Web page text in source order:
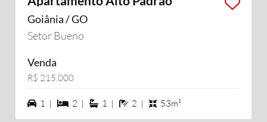
Goiânia / GO
Setor Bueno
Venda
R$ 215.000
1 vagas na garagem
1 | 2 dormiórios
2 | 1 suítes
1 | 2 banheiros
2 | 53m²